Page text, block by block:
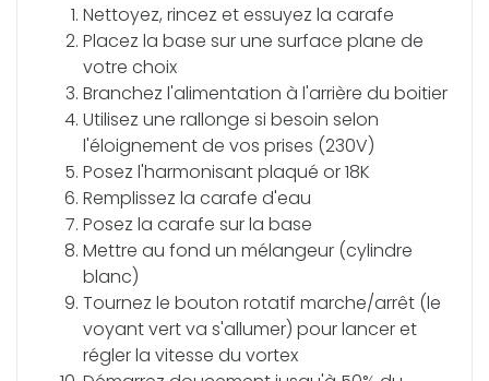
Nettoyez, rincez et essuyez la carafe
Placez la base sur une surface plane de
votre choix
Branchez l'alimentation à l'arrière du boitier
Utilisez une rallonge si besoin selon
l'éloignement de vos prises (230V)
Posez l'harmonisant plaqué or 18K
Remplissez la carafe d'eau
Posez la carafe sur la base
Mettre au fond un mélangeur (cylindre
blanc)
Tournez le bouton rotatif marche/arrêt (le
voyant vert va s'allumer) pour lancer et
régler la vitesse du vortex